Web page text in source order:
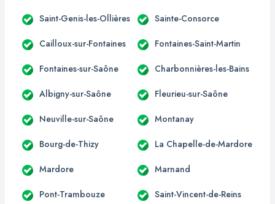
Saint-Genis-les-Ollières Sainte-Consorce
Cailloux-sur-Fontaines Fontaines-Saint-Martin
Fontaines-sur-Saône Charbonnières-les-Bains
Albigny-sur-Saône Fleurieu-sur-Saône
Neuville-sur-Saône Montanay
Bourg-de-Thizy La Chapelle-de-Mardore
Mardore Marnand
Pont-Trambouze Saint-Vincent-de-Reins